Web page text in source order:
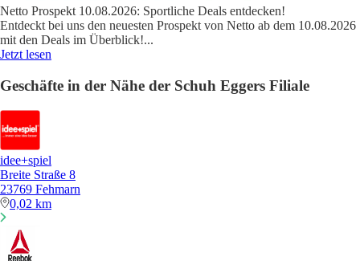
Netto Prospekt 10.08.2026: Sportliche Deals entdecken!
Entdeckt bei uns den neuesten Prospekt von Netto ab dem 10.08.2026
mit den Deals im Überblick!...
Jetzt lesen
Geschäfte in der Nähe der Schuh Eggers Filiale
idee+spiel
Breite Straße 8
23769 Fehmarn
0,02 km